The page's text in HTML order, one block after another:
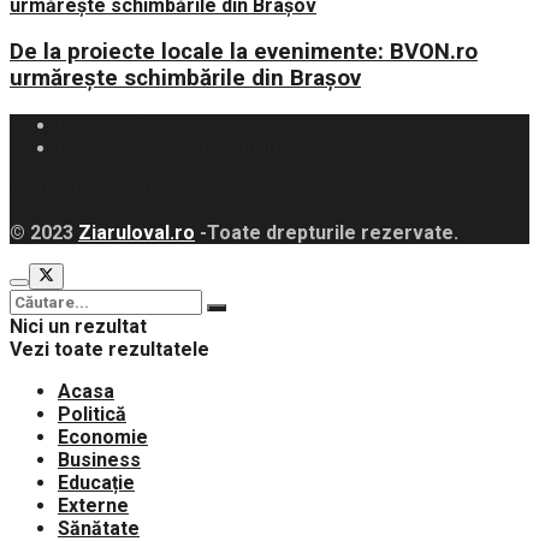
De la proiecte locale la evenimente: BVON.ro
urmărește schimbările din Brașov
© 2023 Ziaruloval.ro -Toate drepturile rezervate.
Nici un rezultat
Vezi toate rezultatele
Acasa
Politică
Economie
Business
Educație
Externe
Sănătate